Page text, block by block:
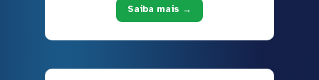
Saiba mais →